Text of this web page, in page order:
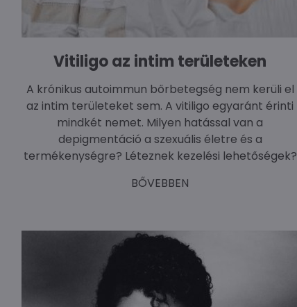
Vitiligo az intim területeken
A krónikus autoimmun bőrbetegség nem kerüli el
az intim területeket sem. A vitiligo egyaránt érinti
mindkét nemet. Milyen hatással van a
depigmentáció a szexuális életre és a
termékenységre? Léteznek kezelési lehetőségek?
BŐVEBBEN